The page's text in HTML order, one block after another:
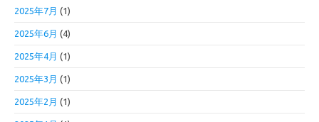
2025年7月 (1)
2025年6月 (4)
2025年4月 (1)
2025年3月 (1)
2025年2月 (1)